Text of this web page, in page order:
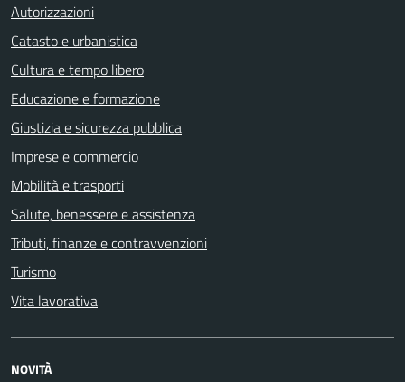
Autorizzazioni
Catasto e urbanistica
Cultura e tempo libero
Educazione e formazione
Giustizia e sicurezza pubblica
Imprese e commercio
Mobilità e trasporti
Salute, benessere e assistenza
Tributi, finanze e contravvenzioni
Turismo
Vita lavorativa
NOVITÀ